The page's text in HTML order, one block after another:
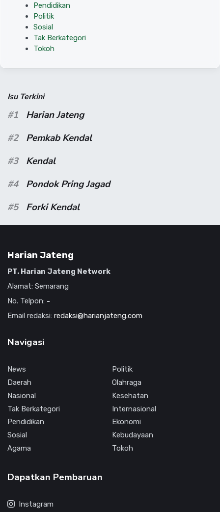
Pendidikan
Politik
Sosial
Tak Berkategori
Tokoh
Isu Terkini
#1
Harian Jateng
#2
Pemkab Kendal
#3
Kendal
#4
Pondok Pring Jagad
#5
Forki Kendal
Harian Jateng
PT. Harian Jateng Network
Alamat: Semarang
No. Telpon: -
Email redaksi: redaksi@harianjateng.com
Navigasi
News
Daerah
Nasional
Tak Berkategori
Pendidikan
Sosial
Agama
Politik
Olahraga
Kesehatan
Internasional
Ekonomi
Kebudayaan
Tokoh
Dapatkan Pembaruan
Instagram